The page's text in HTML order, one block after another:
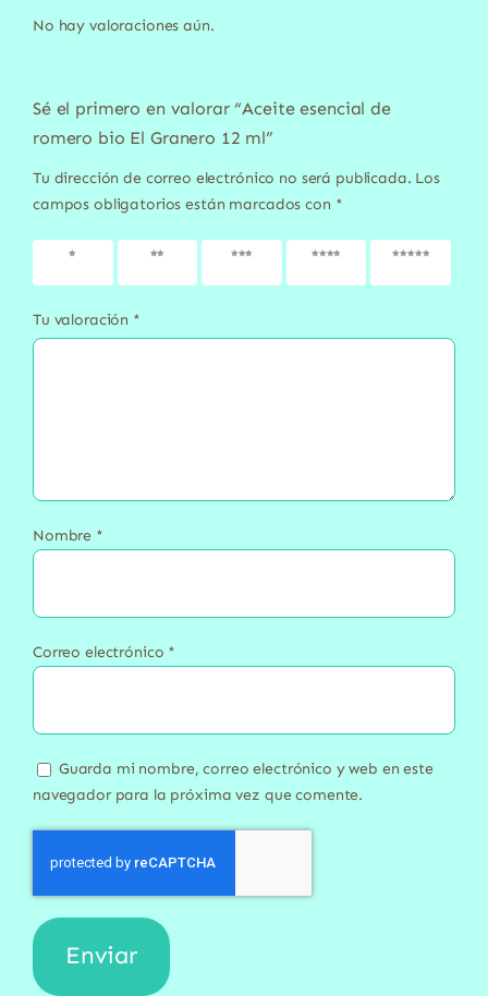
No hay valoraciones aún.
Sé el primero en valorar “Aceite esencial de
romero bio El Granero 12 ml”
Tu dirección de correo electrónico no será publicada. Los
campos obligatorios están marcados con *
1 de 5
2 de 5
3 de 5
4 de 5
5 de 5
Tu valoración *
Nombre *
Correo electrónico *
Guarda mi nombre, correo electrónico y web en este
navegador para la próxima vez que comente.